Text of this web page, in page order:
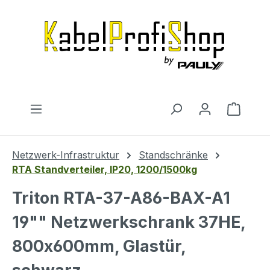
Netzwerk-Infrastruktur
Standschränke
RTA Standverteiler, IP20, 1200/1500kg
Triton RTA-37-A86-BAX-A1
19"" Netzwerkschrank 37HE,
800x600mm, Glastür,